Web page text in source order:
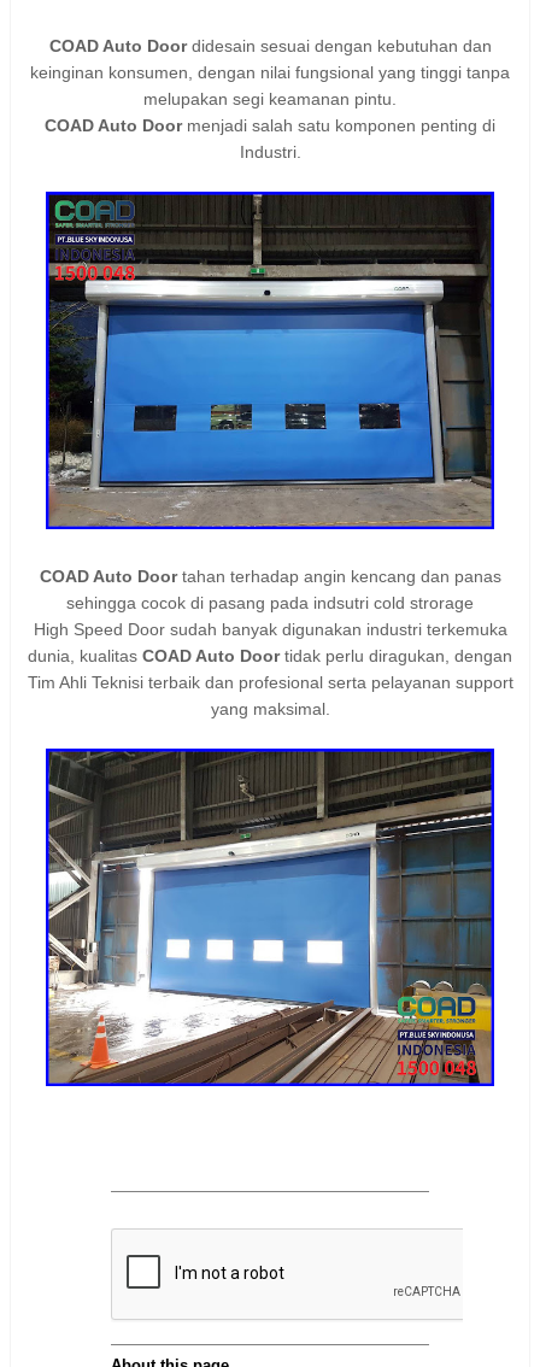
COAD Auto Doordidesain sesuai dengan kebutuhan dan
keinginan konsumen, dengan nilai fungsional yang tinggi tanpa
melupakan segi keamanan pintu.
COAD Auto Doormenjadi salah satu komponen penting di
Industri.
COAD Auto Doortahan terhadap angin kencang dan panas
sehingga cocok di pasang pada indsutri cold strorage
High Speed Door sudah banyak digunakan industri terkemuka
dunia, kualitas COAD Auto Doortidak perlu diragukan, dengan
Tim Ahli Teknisi terbaik dan profesional serta pelayanan support
yang maksimal.